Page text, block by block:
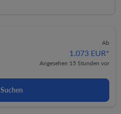
Ab
1.073 EUR*
Angesehen 15 Stunden vor
Suchen